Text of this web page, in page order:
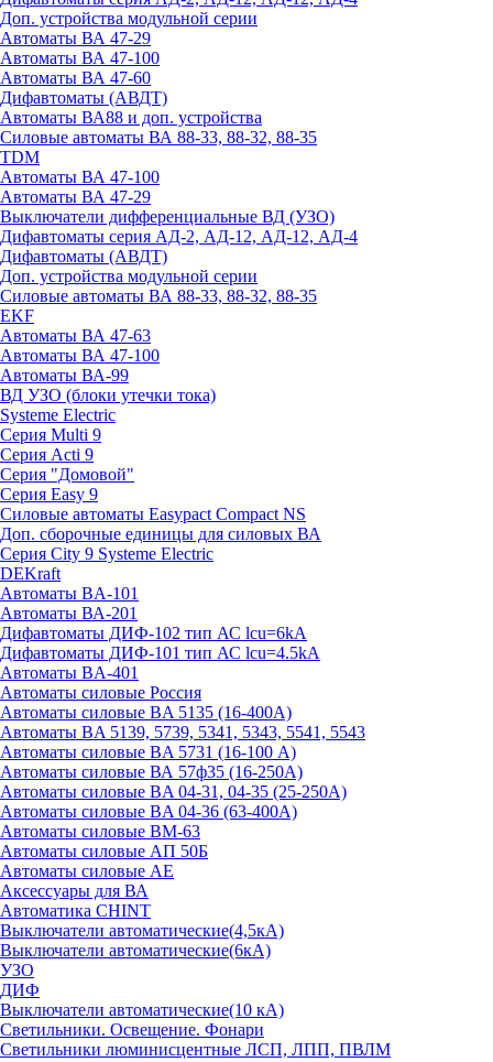
Доп. устройства модульной серии
Автоматы ВА 47-29
Автоматы ВА 47-100
Автоматы ВА 47-60
Дифавтоматы (АВДТ)
Автоматы ВА88 и доп. устройства
Силовые автоматы ВА 88-33, 88-32, 88-35
TDM
Автоматы ВА 47-100
Автоматы ВА 47-29
Выключатели дифференциальные ВД (УЗО)
Дифавтоматы серия АД-2, АД-12, АД-12, АД-4
Дифавтоматы (АВДТ)
Доп. устройства модульной серии
Силовые автоматы ВА 88-33, 88-32, 88-35
EKF
Автоматы ВА 47-63
Автоматы ВА 47-100
Автоматы ВА-99
ВД УЗО (блоки утечки тока)
Systeme Electric
Серия Multi 9
Серия Acti 9
Серия "Домовой"
Серия Easy 9
Силовые автоматы Easypact Compact NS
Доп. сборочные единицы для силовых ВА
Серия City 9 Systeme Electric
DEKraft
Автоматы BA-101
Автоматы ВА-201
Дифавтоматы ДИФ-102 тип АС lcu=6kA
Дифавтоматы ДИФ-101 тип АС lcu=4.5kA
Автоматы BA-401
Автоматы силовые Россия
Автоматы силовые BA 5135 (16-400А)
Автоматы BA 5139, 5739, 5341, 5343, 5541, 5543
Автоматы силовые BA 5731 (16-100 А)
Автоматы силовые ВА 57ф35 (16-250А)
Автоматы силовые BA 04-31, 04-35 (25-250А)
Автоматы силовые BA 04-36 (63-400А)
Автоматы силовые ВМ-63
Автоматы силовые АП 50Б
Автоматы силовые АЕ
Аксессуары для ВА
Автоматика CHINT
Выключатели автоматические(4,5кА)
Выключатели автоматические(6кА)
УЗО
ДИФ
Выключатели автоматические(10 кА)
Светильники. Освещение. Фонари
Светильники люминисцентные ЛСП, ЛПП, ПВЛМ